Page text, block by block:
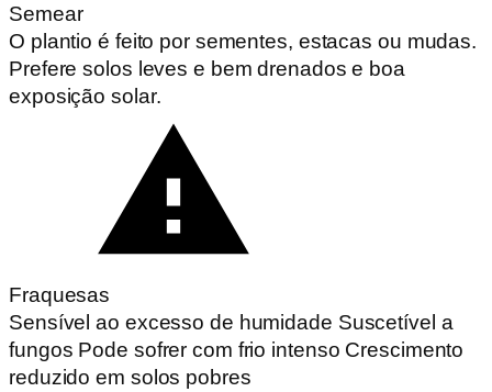
Semear
O plantio é feito por sementes, estacas ou mudas.
Prefere solos leves e bem drenados e boa
exposição solar.
Fraquesas
Sensível ao excesso de humidade Suscetível a
fungos Pode sofrer com frio intenso Crescimento
reduzido em solos pobres